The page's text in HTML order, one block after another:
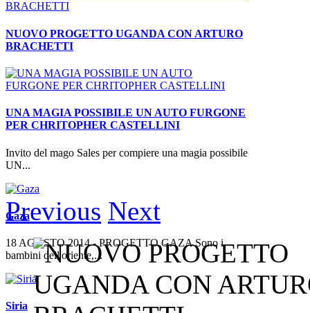
NUOVO PROGETTO UGANDA CON ARTURO
BRACHETTI
UNA MAGIA POSSIBILE UN AUTO FURGONE
PER CHRITOPHER CASTELLINI
Invito del mago Sales per compiere una magia possibile
UN...
Gaza
18 AGOSTO 2014 - PROGETTO GAZA Sono i
bambini dell'oriente,...
Siria
Previous Next